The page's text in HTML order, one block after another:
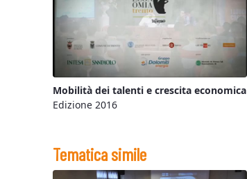
Mobilità dei talenti e crescita economica
Edizione 2016
Tematica simile